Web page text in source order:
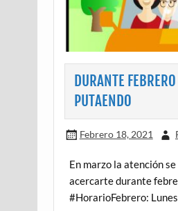
DURANTE
PUTAENDO
Febrero 18, 2021
En marzo la atención
acercarte durante
#HorarioFebrero: